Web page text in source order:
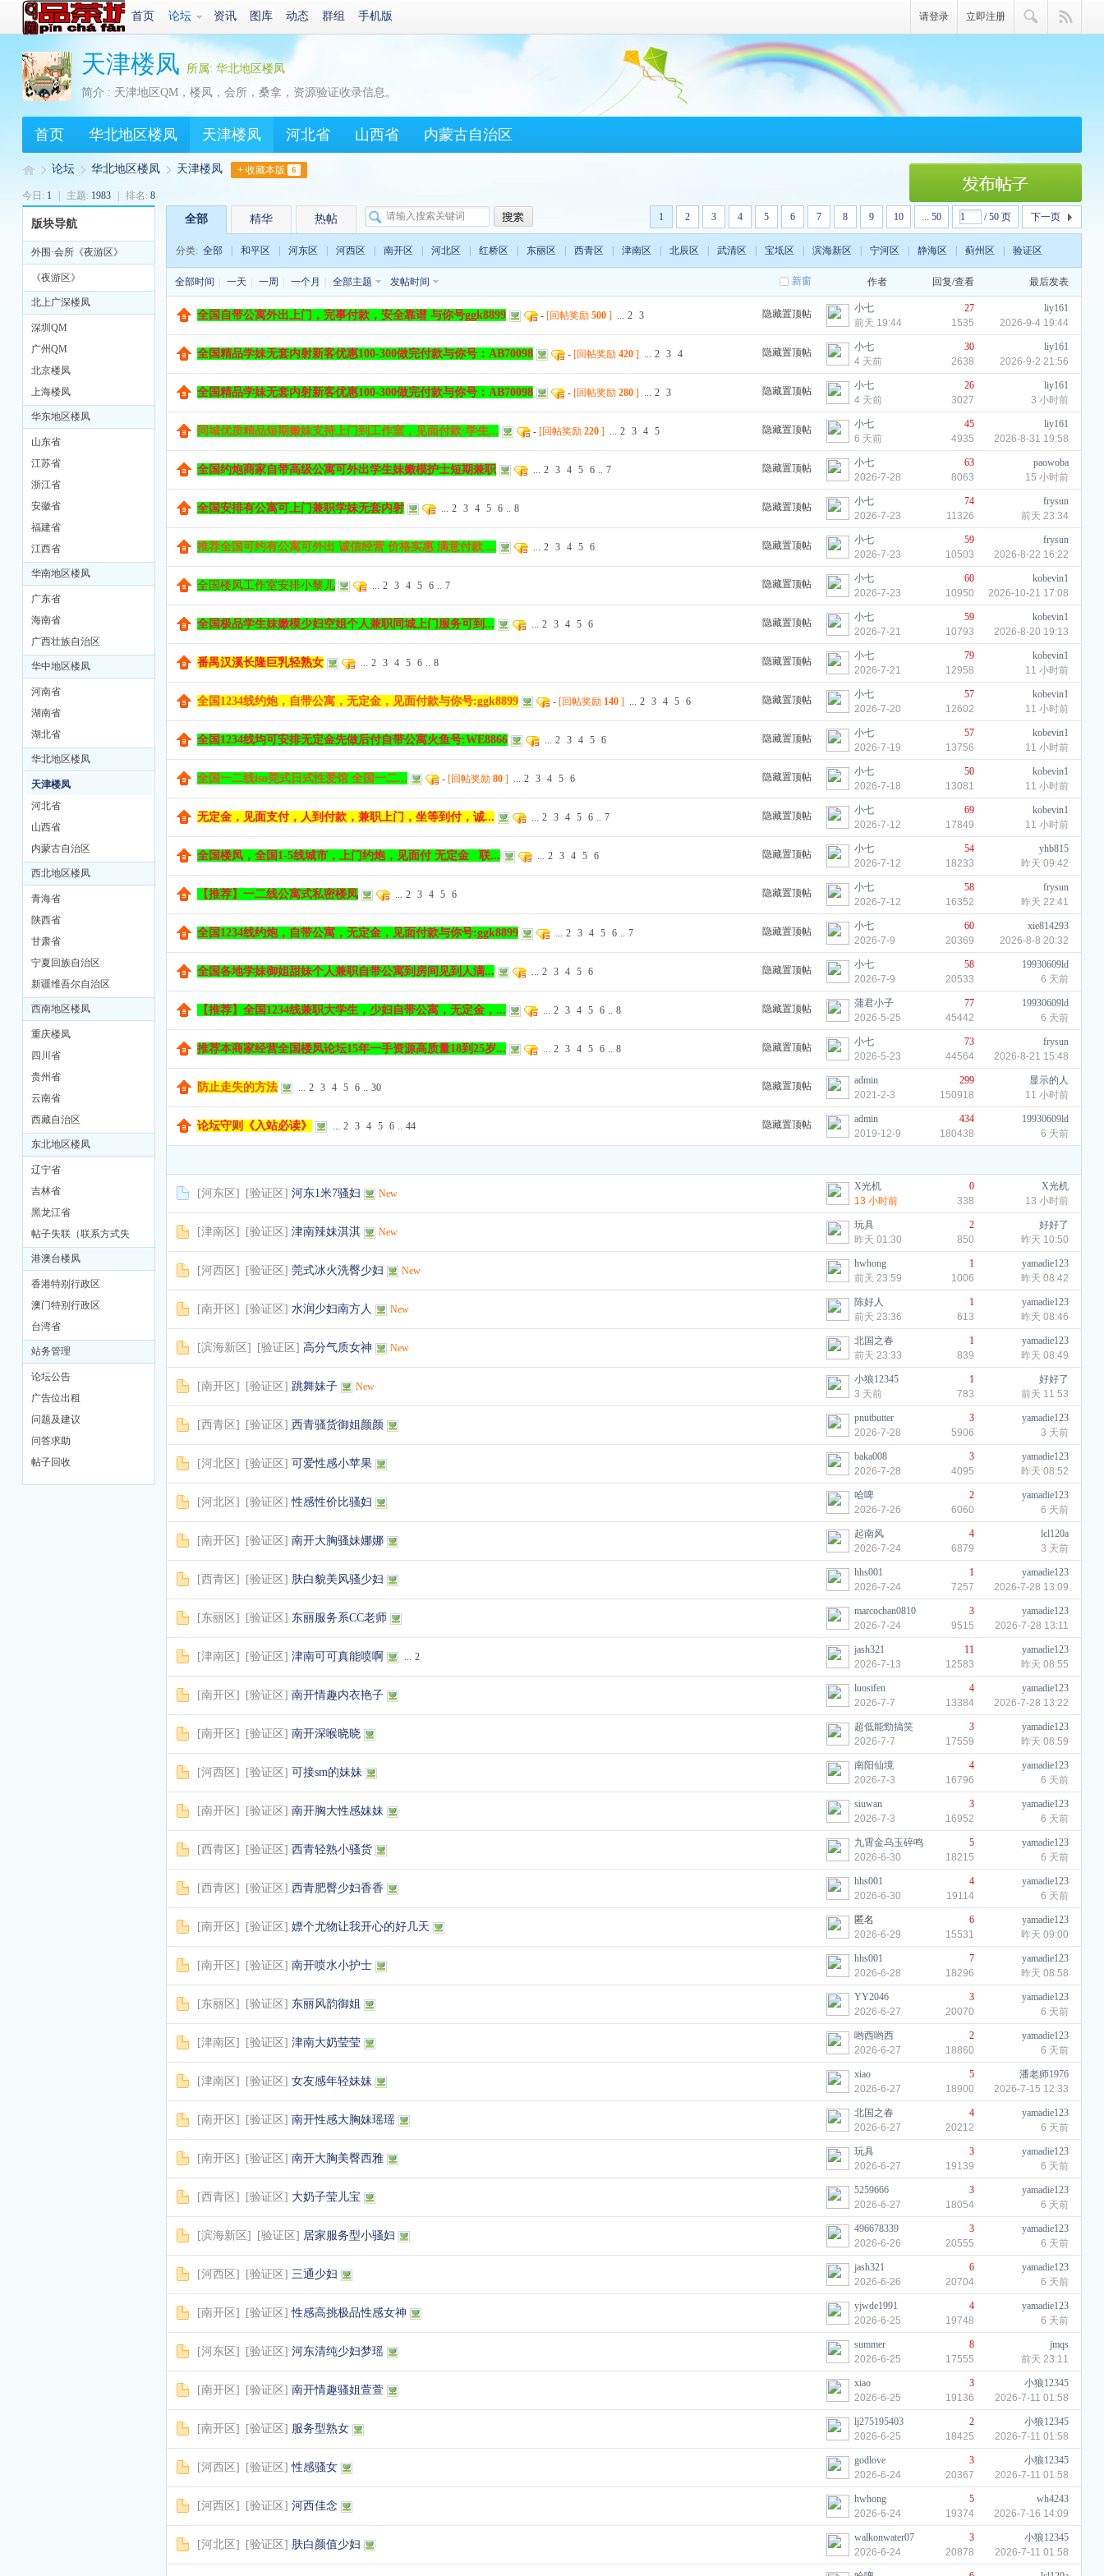
首页 论坛 资讯 图库 动态 群组 手机版 请登录 立即注册
天津楼凤
所属: 华北地区楼凤
简介 : 天津地区QM，楼凤，会所，桑拿，资源验证收录信息。
首页 华北地区楼凤 天津楼凤 河北省 山西省 内蒙古自治区
Q
M
品
茶
坊
»
论坛
›
华北地区楼凤 天津楼凤 + 收藏本版 6
今日: 1 主题: 1983 排名: 8
版块导航
外围·会所《夜游区》
《夜游区》
北上广深楼凤
深圳QM
广州QM
北京楼凤
上海楼凤
华东地区楼凤
山东省
江苏省
浙江省
安徽省
福建省
江西省
华南地区楼凤
广东省
海南省
广西壮族自治区
华中地区楼凤
河南省
湖南省
湖北省
华北地区楼凤
天津楼凤
河北省
山西省
内蒙古自治区
西北地区楼凤
青海省
陕西省
甘肃省
宁夏回族自治区
新疆维吾尔自治区
西南地区楼凤
重庆楼凤
四川省
贵州省
云南省
西藏自治区
东北地区楼凤
辽宁省
吉林省
黑龙江省
帖子失联（联系方式失
联）
港澳台楼凤
香港特别行政区
澳门特别行政区
台湾省
站务管理
论坛公告
广告位出租
问题及建议
问答求助
帖子回收
1 2 3 4 5 6 7 8 9 10 ... 50 / 50 页 下一页
全部 精华 热帖
分类: 全部 和平区 河东区 河西区 南开区 河北区 红桥区 东丽区 西青区 津南区 北辰区 武清区 宝坻区 滨海新区 宁河区 静海区 蓟州区 验证区
新窗
全部时间 一天 一周 一个月 全部主题 发帖时间 作者 回复/查看 最后发表
隐藏置顶帖
全国自带公寓外出上门，完事付款，安全靠谱 与你号ggk8899 - [回帖奖励 500] ... 2 3
小七
前天 19:44
27
1535
liy161
2026-9-4 19:44
隐藏置顶帖
全国精品学妹无套内射新客优惠100-300做完付款与你号：AB70098 - [回帖奖励 420] ... 2 3 4
小七
4 天前
30
2638
liy161
2026-9-2 21:56
隐藏置顶帖
全国精品学妹无套内射新客优惠100-300做完付款与你号：AB70098 - [回帖奖励 280] ... 2 3
小七
4 天前
26
3027
liy161
3 小时前
隐藏置顶帖
同城优质精品短期嫩妹支持上门到工作室，见面付款·学生... - [回帖奖励 220] ... 2 3 4 5
小七
6 天前
45
4935
liy161
2026-8-31 19:58
隐藏置顶帖
全国约炮商家自带高级公寓可外出学生妹嫩模护士短期兼职 ... 2 3 4 5 6 .. 7
小七
2026-7-28
63
8063
paowoba
15 小时前
隐藏置顶帖
全国安排有公寓可上门兼职学妹无套内射 ... 2 3 4 5 6 .. 8
小七
2026-7-23
74
11326
frysun
前天 23:34
隐藏置顶帖
推荐全国可约有公寓可外出 诚信经营 价格实惠 满意付款 ... ... 2 3 4 5 6
小七
2026-7-23
59
10503
frysun
2026-8-22 16:22
隐藏置顶帖
全国楼凤工作室安排小黎儿 ... 2 3 4 5 6 .. 7
小七
2026-7-23
60
10950
kobevin1
2026-10-21 17:08
隐藏置顶帖
全国极品学生妹嫩模少妇空姐个人兼职同城上门服务可到... ... 2 3 4 5 6
小七
2026-7-21
59
10793
kobevin1
2026-8-20 19:13
隐藏置顶帖
番禺汉溪长隆巨乳轻熟女 ... 2 3 4 5 6 .. 8
小七
2026-7-21
79
12958
kobevin1
11 小时前
隐藏置顶帖
全国1234线约炮，自带公寓，无定金，见面付款与你号:ggk8899 - [回帖奖励 140] ... 2 3 4 5 6
小七
2026-7-20
57
12602
kobevin1
11 小时前
隐藏置顶帖
全国1234线均可安排无定金先做后付自带公寓火鱼号:WE8866 ... 2 3 4 5 6
小七
2026-7-19
57
13756
kobevin1
11 小时前
隐藏置顶帖
全国一二线iso莞式日式性爱馆 全国一二... - [回帖奖励 80] ... 2 3 4 5 6
小七
2026-7-18
50
13081
kobevin1
11 小时前
隐藏置顶帖
无定金，见面支付，人到付款，兼职上门，坐等到付，诚... ... 2 3 4 5 6 .. 7
小七
2026-7-12
69
17849
kobevin1
11 小时前
隐藏置顶帖
全国楼凤，全国1-5线城市，上门约炮，见面付 无定金 联... ... 2 3 4 5 6
小七
2026-7-12
54
18233
yhb815
昨天 09:42
隐藏置顶帖
【推荐】一二线公寓式私密楼凤 ... 2 3 4 5 6
小七
2026-7-12
58
16352
frysun
昨天 22:41
隐藏置顶帖
全国1234线约炮，自带公寓，无定金，见面付款与你号:ggk8899 ... 2 3 4 5 6 .. 7
小七
2026-7-9
60
20369
xie814293
2026-8-8 20:32
隐藏置顶帖
全国各地学妹御姐甜妹个人兼职自带公寓到房间见到人满... ... 2 3 4 5 6
小七
2026-7-9
58
20533
19930609ld
6 天前
隐藏置顶帖
【推荐】全国1234线兼职大学生，少妇自带公寓，无定金，... ... 2 3 4 5 6 .. 8
蒲君小子
2026-5-25
77
45442
19930609ld
6 天前
隐藏置顶帖
推荐本商家经营全国楼凤论坛15年一手资源高质量18到25岁... ... 2 3 4 5 6 .. 8
小七
2026-5-23
73
44564
frysun
2026-8-21 15:48
隐藏置顶帖
防止走失的方法 ... 2 3 4 5 6 .. 30
admin
2021-2-3
299
150918
显示的人
11 小时前
隐藏置顶帖
论坛守则《入站必读》 ... 2 3 4 5 6 .. 44
admin
2019-12-9
434
180438
19930609ld
6 天前
[河东区] [验证区] 河东1米7骚妇 New
X光机
13 小时前
0
338
X光机
13 小时前
[津南区] [验证区] 津南辣妹淇淇 New
玩具
昨天 01:30
2
850
好好了
昨天 10:50
[河西区] [验证区] 莞式冰火洗臀少妇 New
hwhong
前天 23:59
1
1006
yamadie123
昨天 08:42
[南开区] [验证区] 水润少妇南方人 New
陈好人
前天 23:36
1
613
yamadie123
昨天 08:46
[滨海新区] [验证区] 高分气质女神 New
北国之春
前天 23:33
1
839
yamadie123
昨天 08:49
[南开区] [验证区] 跳舞妹子 New
小狼12345
3 天前
1
783
好好了
前天 11:53
[西青区] [验证区] 西青骚货御姐颜颜
pnutbutter
2026-7-28
3
5906
yamadie123
3 天前
[河北区] [验证区] 可爱性感小苹果
baka008
2026-7-28
3
4095
yamadie123
昨天 08:52
[河北区] [验证区] 性感性价比骚妇
哈啤
2026-7-26
2
6060
yamadie123
6 天前
[南开区] [验证区] 南开大胸骚妹娜娜
起南风
2026-7-24
4
6879
lcl120a
3 天前
[西青区] [验证区] 肤白貌美风骚少妇
hhs001
2026-7-24
1
7257
yamadie123
2026-7-28 13:09
[东丽区] [验证区] 东丽服务系CC老师
marcochan0810
2026-7-24
3
9515
yamadie123
2026-7-28 13:11
[津南区] [验证区] 津南可可真能喷啊 ... 2
jash321
2026-7-13
11
12583
yamadie123
昨天 08:55
[南开区] [验证区] 南开情趣内衣艳子
luosifen
2026-7-7
4
13384
yamadie123
2026-7-28 13:22
[南开区] [验证区] 南开深喉晓晓
超低能勁搞笑
2026-7-7
3
17559
yamadie123
昨天 08:59
[河西区] [验证区] 可接sm的妹妹
南阳仙境
2026-7-3
4
16796
yamadie123
6 天前
[南开区] [验证区] 南开胸大性感妹妹
siuwan
2026-7-3
3
16952
yamadie123
6 天前
[西青区] [验证区] 西青轻熟小骚货
九霄金乌玉碎鸣
2026-6-30
5
18215
yamadie123
6 天前
[西青区] [验证区] 西青肥臀少妇香香
hhs001
2026-6-30
4
19114
yamadie123
6 天前
[南开区] [验证区] 嫖个尤物让我开心的好几天
匿名
2026-6-29
6
15531
yamadie123
昨天 09:00
[南开区] [验证区] 南开喷水小护士
hhs001
2026-6-28
7
18296
yamadie123
昨天 08:58
[东丽区] [验证区] 东丽风韵御姐
YY2046
2026-6-27
3
20070
yamadie123
6 天前
[津南区] [验证区] 津南大奶莹莹
哟西哟西
2026-6-27
2
18860
yamadie123
6 天前
[津南区] [验证区] 女友感年轻妹妹
xiao
2026-6-27
5
18900
潘老师1976
2026-7-15 12:33
[南开区] [验证区] 南开性感大胸妹瑶瑶
北国之春
2026-6-27
4
20212
yamadie123
6 天前
[南开区] [验证区] 南开大胸美臀西雅
玩具
2026-6-27
3
19139
yamadie123
6 天前
[西青区] [验证区] 大奶子莹儿宝
5259666
2026-6-27
3
18054
yamadie123
6 天前
[滨海新区] [验证区] 居家服务型小骚妇
496678339
2026-6-26
3
20555
yamadie123
6 天前
[河西区] [验证区] 三通少妇
jash321
2026-6-26
6
20704
yamadie123
6 天前
[南开区] [验证区] 性感高挑极品性感女神
yjwde1991
2026-6-25
4
19748
yamadie123
6 天前
[河东区] [验证区] 河东清纯少妇梦瑶
summer
2026-6-25
8
17555
jmqs
前天 23:11
[南开区] [验证区] 南开情趣骚姐萱萱
xiao
2026-6-25
3
19136
小狼12345
2026-7-11 01:58
[南开区] [验证区] 服务型熟女
lj275195403
2026-6-25
2
18425
小狼12345
2026-7-11 01:58
[河西区] [验证区] 性感骚女
godlove
2026-6-24
3
20367
小狼12345
2026-7-11 01:58
[河西区] [验证区] 河西佳念
hwhong
2026-6-24
5
19374
wh4243
2026-7-16 14:09
[河北区] [验证区] 肤白颜值少妇
walkonwater07
2026-6-24
3
20878
小狼12345
2026-7-11 01:58